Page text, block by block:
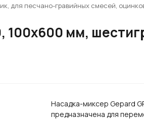
для песчано-гравийных смесей,
100х600 мм,
Насадка-миксер Gepard
предназначена для